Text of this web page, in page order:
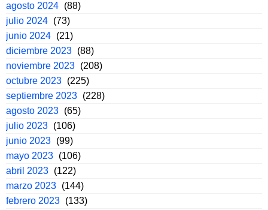
agosto 2024 (88)
julio 2024 (73)
junio 2024 (21)
diciembre 2023 (88)
noviembre 2023 (208)
octubre 2023 (225)
septiembre 2023 (228)
agosto 2023 (65)
julio 2023 (106)
junio 2023 (99)
mayo 2023 (106)
abril 2023 (122)
marzo 2023 (144)
febrero 2023 (133)